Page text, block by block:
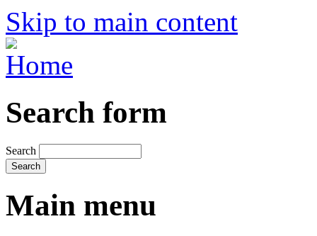
Skip to main content
Search form
Search
Main menu